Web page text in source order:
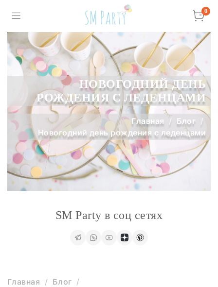
0
НОВОГОДНИЙ ДЕНЬ
РОЖДЕНИЯ С ЛЕДЕНЦАМИ
Главная
Блог
Новогодний день рождения с леденцами
Главная
Блог
SM Party в соц сетях